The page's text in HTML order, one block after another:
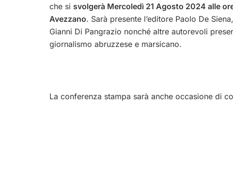
che si svolgerà Mercoledì 21 Agosto 2024 alle
Avezzano. Sarà presente l’editore Paolo De
Gianni Di Pangrazio nonché altre autorevoli
giornalismo abruzzese e marsicano.
La conferenza stampa sarà anche occasione di